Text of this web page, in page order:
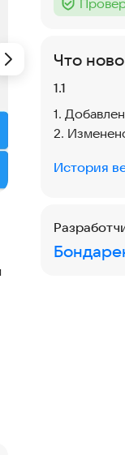
Тег :
Что
Версия:
1.1
1.
2.
История